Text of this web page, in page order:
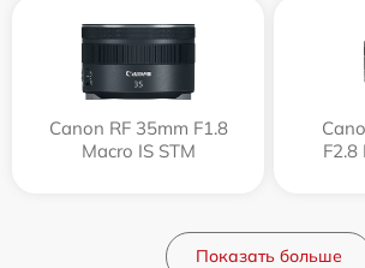
Canon RF 35mm F1.8
Macro IS STM
F2.8
Показать больше